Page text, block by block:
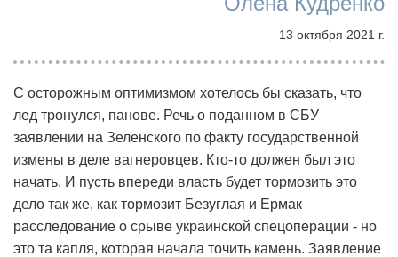
13 октября 2021 г.
С осторожным оптимизмом хотелось бы сказать, что
лед тронулся, панове. Речь о поданном в СБУ
заявлении на Зеленского по факту государственной
измены в деле вагнеровцев. Кто-то должен был это
начать. И пусть впереди власть будет тормозить это
дело так же, как тормозит Безуглая и Ермак
расследование о срыве украинской спецоперации - но
это та капля, которая начала точить камень. Заявление